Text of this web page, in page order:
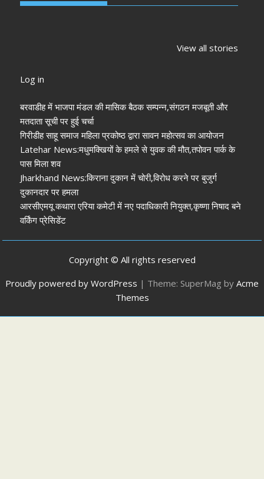
View all stories
तस्वीर साफ
‘संविधान बचाओ रैली’:
पलक तिवारी
Log in
बरवाडीह में भाजपा मंडल की मासिक बैठक सम्पन्न,संगठन मजबूती और
मतदाता सूची पर हुई चर्चा
गिरीडीह साहू समाज महिला प्रकोष्ठ द्वारा सावन महोत्सव का आयोजन
Latehar News:मधुमक्खियों के हमले से युवक की मौत,तपोवन पार्क के
पास मिला शव
Jharkhand News:किराना दुकान में चोरी,विरोध करने पर बुजुर्ग
दुकानदार पर हमला
आरसीएमयू कथारा एरिया कमेटी में नए पदाधिकारी नियुक्त,कृष्णा निषाद बने
वर्किंग प्रेसिडेंट
Copyright © All rights reserved
Proudly powered by WordPress | Theme: SuperMag by Acme
Themes